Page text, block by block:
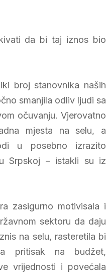
da bi taj iznos bio
broj stanovnika naših
smanjila odliv ljudi sa
očuvanju. Vjerovatno
mjesta na selu, a
u posebno izrazito
Srpskoj – istakli su iz
zasigurno motivisala i
sektoru da daju
na selu, rasteretila bi
pritisak na budžet,
vrijednosti i povećala